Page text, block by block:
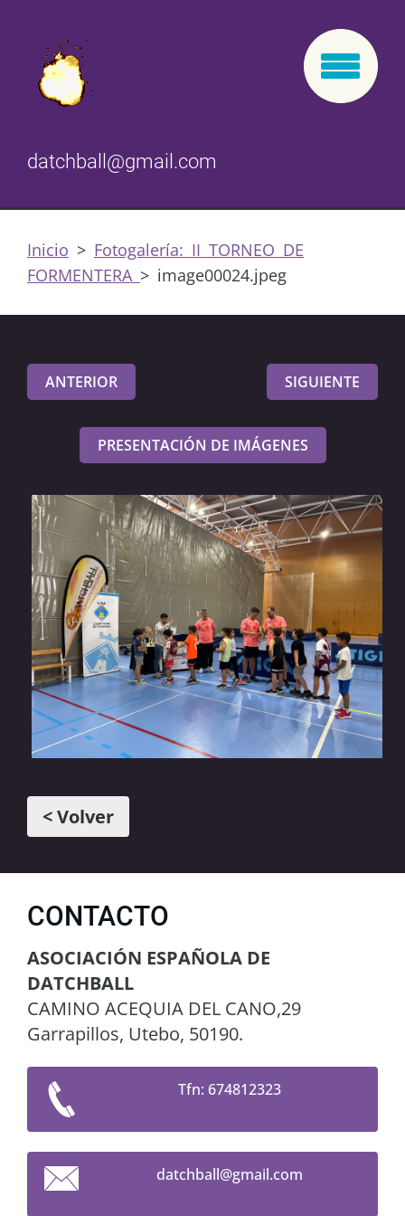
datchball@gmail.com
Inicio > Fotogalería: II TORNEO DE
FORMENTERA > image00024.jpeg
ANTERIOR SIGUIENTE
PRESENTACIÓN DE IMÁGENES
< Volver
CONTACTO
ASOCIACIÓN ESPAÑOLA DE
DATCHBALL
CAMINO ACEQUIA DEL CANO,29
Garrapillos, Utebo, 50190.
Tfn: 674812323
datchball@gmail.com